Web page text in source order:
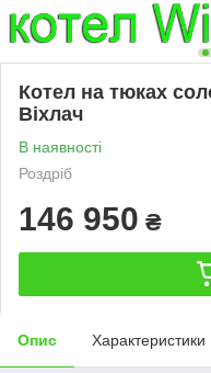
Котел на тюках
Віхлач
В наявності
Роздріб
146 950 ₴
Опис Характеристики